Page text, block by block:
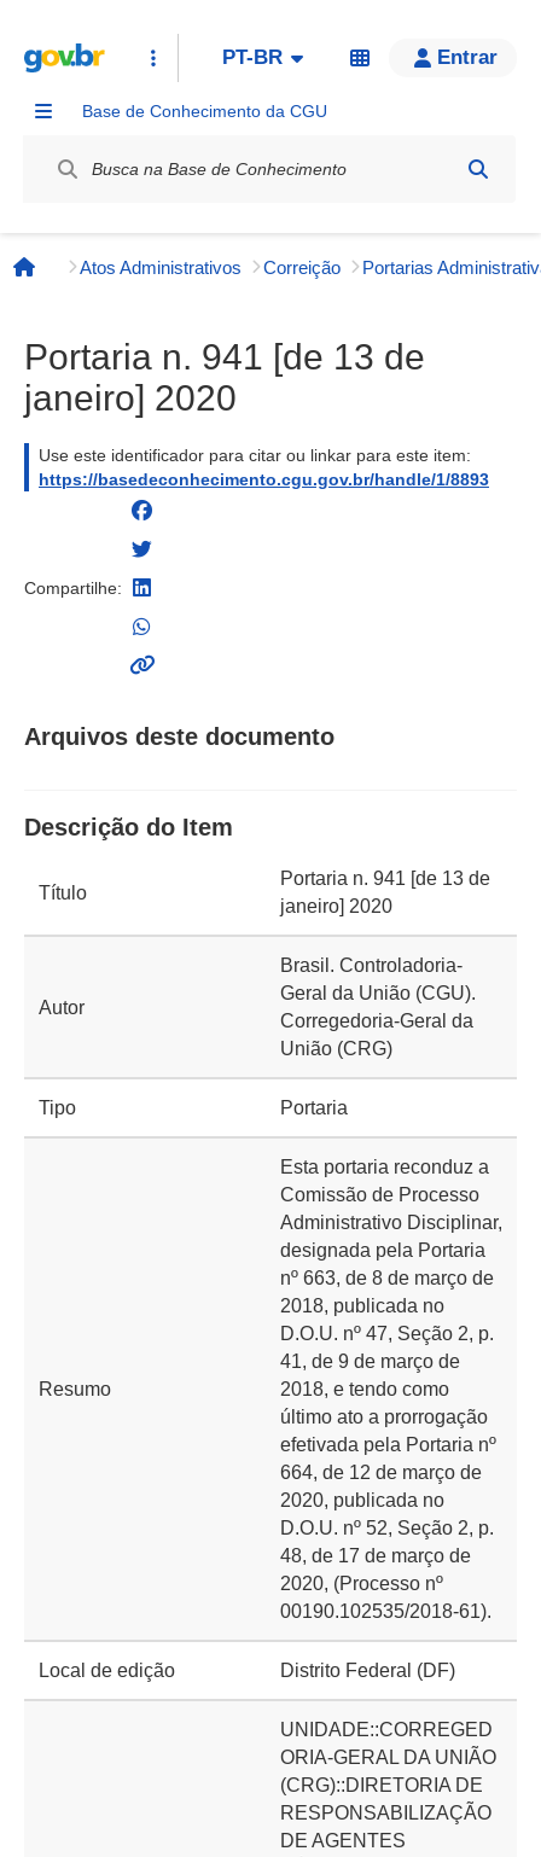
PT-BR Entrar
Base de Conhecimento da CGU
Página inicial
Atos Administrativos Correição
Portaria n. 941 [de 13 de
janeiro] 2020
Use este identificador para citar ou linkar para este item:
https://basedeconhecimento.cgu.gov.br/handle/1/8893
Compartilhe:
Arquivos deste documento
Descrição do Item
Título
Portaria n. 941 [de 13 de
janeiro] 2020
Autor
Brasil. Controladoria-
Geral da União (CGU).
Corregedoria-Geral da
União (CRG)
Tipo Portaria
Resumo
Esta portaria reconduz a
Comissão de Processo
Administrativo Disciplinar,
designada pela Portaria
nº 663, de 8 de março de
2018, publicada no
D.O.U. nº 47, Seção 2, p.
41, de 9 de março de
2018, e tendo como
último ato a prorrogação
efetivada pela Portaria nº
664, de 12 de março de
2020, publicada no
D.O.U. nº 52, Seção 2, p.
48, de 17 de março de
2020, (Processo nº
00190.102535/2018-61).
Local de edição Distrito Federal (DF)
UNIDADE::CORREGED
ORIA-GERAL DA UNIÃO
(CRG)::DIRETORIA DE
RESPONSABILIZAÇÃO
DE AGENTES